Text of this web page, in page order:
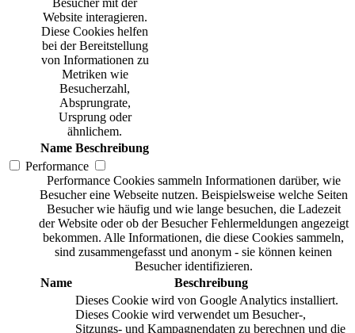
Besucher mit der
Website interagieren.
Diese Cookies helfen
bei der Bereitstellung
von Informationen zu
Metriken wie
Besucherzahl,
Absprungrate,
Ursprung oder
ähnlichem.
Name Beschreibung
Performance
Performance Cookies sammeln Informationen darüber, wie
Besucher eine Webseite nutzen. Beispielsweise welche Seiten
Besucher wie häufig und wie lange besuchen, die Ladezeit
der Website oder ob der Besucher Fehlermeldungen angezeigt
bekommen. Alle Informationen, die diese Cookies sammeln,
sind zusammengefasst und anonym - sie können keinen
Besucher identifizieren.
Name
Beschreibung
Dieses Cookie wird von Google Analytics installiert.
Dieses Cookie wird verwendet um Besucher-,
Sitzungs- und Kampagnendaten zu berechnen und die